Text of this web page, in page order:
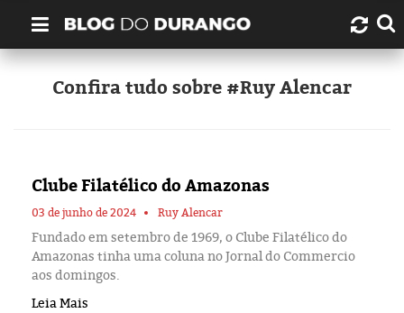
Quem é Durango Duarte?
Artigos
Amazonas
Confira tudo sobre #Ruy Alencar
Clube Filatélico do Amazonas
03 de junho de 2024 Ruy Alencar
Fundado em setembro de 1969, o Clube Filatélico do
Amazonas tinha uma coluna no Jornal do Commercio
aos domingos.
Leia Mais